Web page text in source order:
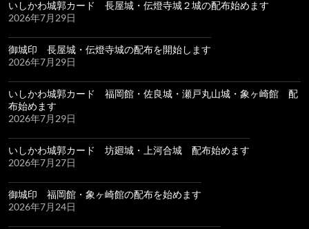
いしかわ城郭カード 長屋城・伝燈寺城２城の配布始めます
2026年7月29日
御城印 長屋城・伝燈寺城の配布を開始します
2026年7月29日
いしかわ城郭カード 福岡館・佐良城・瀬戸丸山城・象ヶ崎館 配
布始めます
2026年7月29日
いしかわ城郭カード 坊廻城・上河合城 配布始めます
2026年7月27日
御城印 福岡館・象ヶ崎館の配布を始めます
2026年7月24日